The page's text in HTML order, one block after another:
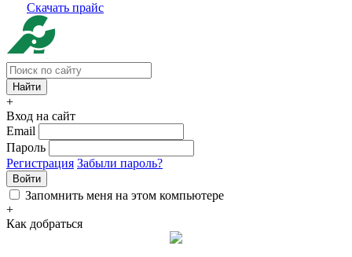
Скачать прайс
+
Вход на сайт
Email
Пароль
Регистрация Забыли пароль?
Войти
Запомнить меня на этом компьютере
+
Как добраться